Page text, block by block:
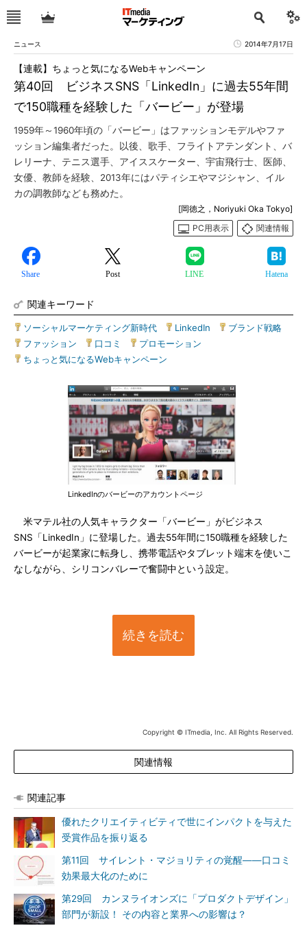
ニュース 2014年7月17日
第40回 ビジネスSNS「LinkedIn」に過去55年間
で150職種を経験した「バービー」が登場
【連載】ちょっと気になるWebキャンペーン
1959年～1960年頃の「バービー」はファッションモデルやファ
ッション編集者だった。以後、歌手、フライトアテンダント、バ
レリーナ、テニス選手、アイススケーター、宇宙飛行士、医師、
女優、教師を経験、2013年にはパティシエやマジシャン、イル
カの調教師なども務めた。
[岡徳之，Noriyuki Oka Tokyo]
PC用表示
関連情報
Share Post LINE Hatena
関連キーワード
ソーシャルマーケティング新時代 LinkedIn ブランド戦略
ファッション
口コミ プロモーション
ちょっと気になるWebキャンペーン
LinkedInのバービーのアカウントページ
米マテル社の人気キャラクター「バービー」がビジネス
SNS「LinkedIn」に登場した。過去55年間に150職種を経験した
バービーが起業家に転身し、携帯電話やタブレット端末を使いこ
なしながら、シリコンバレーで奮闘中という設定。
続きを読む
Copyright © ITmedia, Inc. All Rights Reserved.
関連情報
関連記事
優れたクリエイティビティで世にインパクトを与えた
受賞作品を振り返る
第11回 サイレント・マジョリティの覚醒――口コミ
効果最大化のために
第29回 カンヌライオンズに「プロダクトデザイン」
部門が新設！ その内容と業界への影響は？